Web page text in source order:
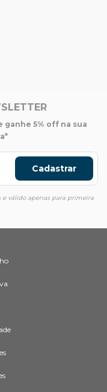
ganhe 5% off na sua
Cadastrar
válido apenas para primeira